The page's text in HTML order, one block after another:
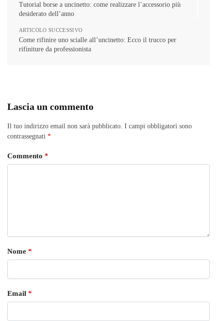
Tutorial borse a uncinetto: come realizzare l’accessorio più
desiderato dell’anno
ARTICOLO SUCCESSIVO
Come rifinire uno scialle all’uncinetto: Ecco il trucco per
rifiniture da professionista
Lascia un commento
Il tuo indirizzo email non sarà pubblicato. I campi obbligatori sono
contrassegnati *
Commento *
Nome *
Email *